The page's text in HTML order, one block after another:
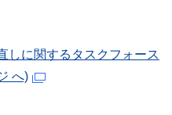
しに関するタスクフォース
へ)